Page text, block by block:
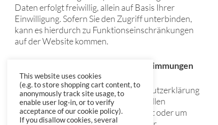
Daten erfolgt freiwillig, allein auf Basis Ihrer
Einwilligung. Sofern Sie den Zugriff unterbinden,
kann es hierdurch zu Funktionseinschränkungen
auf der Website kommen.
Änderung unserer Datenschutzbestimmungen
Wir behalten uns vor, diese Datenschutzerklärung
anzupassen, damit sie stets den aktuellen
rechtlichen Anforderungen entspricht oder um
This website uses cookies
(e.g. to store shopping cart content, to
anonymously track site usage, to
enable user log-in, or to verify
acceptance of our cookie policy).
If you disallow cookies, several